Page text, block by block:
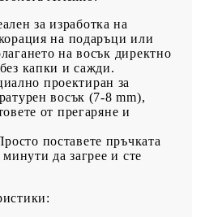
за изработка на
на подаръци или
на восък директно
капки и сажди.
проектиран за
восък (7-8 mm),
от прегаряне и
поставете пръчката
да загрее и сте